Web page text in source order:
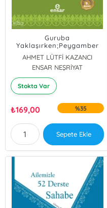
Guruba
Yaklaşırken;Peygamber
Efendimizin Hayatı -5
AHMET LÜTFİ KAZANCI
ENSAR NEŞRİYAT
Stokta Var
₺169,00 %35
Sepete Ekle